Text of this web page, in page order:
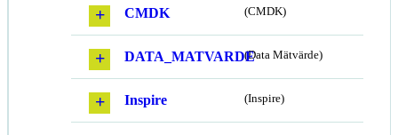
CMDK (CMDK)
DATA_MATVARDE(Data Mätvärde)
Inspire (Inspire)